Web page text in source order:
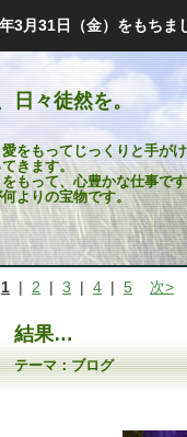
3月31日（金）をもちま
日々徒然を。
をもってじっくりと手が
きます。
もって、心豊かな仕事で
よりの宝物です。
1 | 2 | 3 | 4 | 5 次>
結果…
テーマ：ブログ